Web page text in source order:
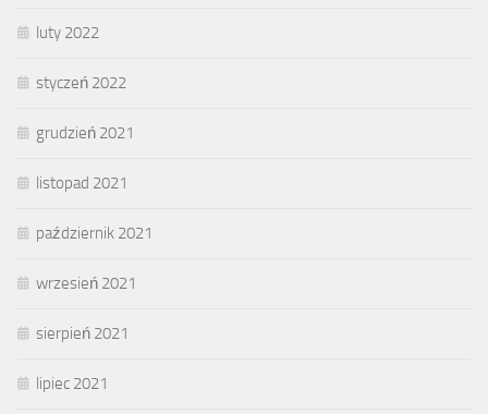
luty 2022
styczeń 2022
grudzień 2021
listopad 2021
październik 2021
wrzesień 2021
sierpień 2021
lipiec 2021